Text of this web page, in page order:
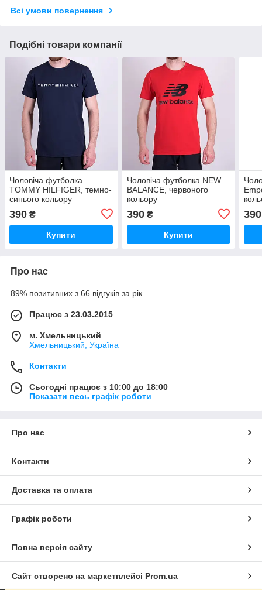
Всі умови повернення
Подібні товари компанії
Чоловіча футболка
TOMMY HILFIGER, темно-
синього кольору
390 ₴
Купити
Чоловіча футболка NEW
BALANCE, червоного
кольору
390₴
Купити
390
Про нас
89% позитивних з 66 відгуків за рік
Працює з 23.03.2015
м. Хмельницький
Хмельницький, Україна
Контакти
Сьогодні працює з 10:00 до 18:00
Показати весь графік роботи
Про нас
Контакти
Доставка та оплата
Графік роботи
Повна версія сайту
Сайт створено на маркетплейсі Prom.ua